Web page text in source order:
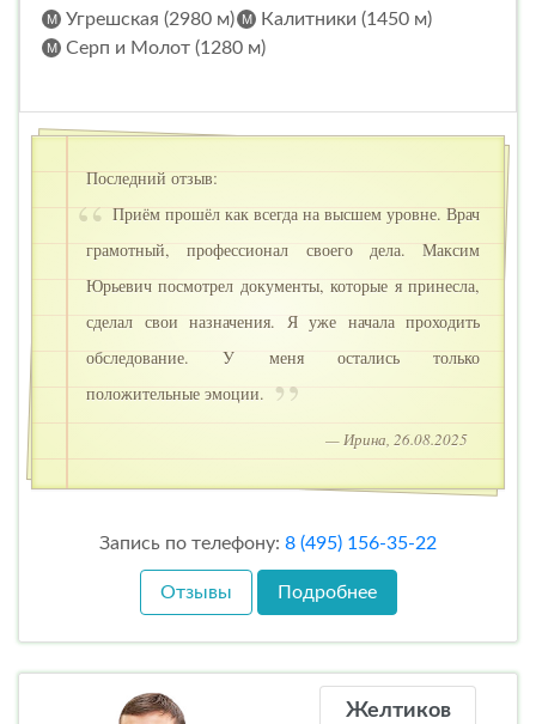
Угрешская (2980 м)
Калитники (1450 м)
Серп и Молот (1280 м)
Последний отзыв:
Приём прошёл как всегда на высшем уровне. Врач
грамотный, профессионал своего дела. Максим
Юрьевич посмотрел документы, которые я принесла,
сделал свои назначения. Я уже начала проходить
обследование. У меня остались только
положительные эмоции.
— Ирина, 26.08.2025
Запись по телефону: 8 (495) 156-35-22
Отзывы Подробнее
Желтиков